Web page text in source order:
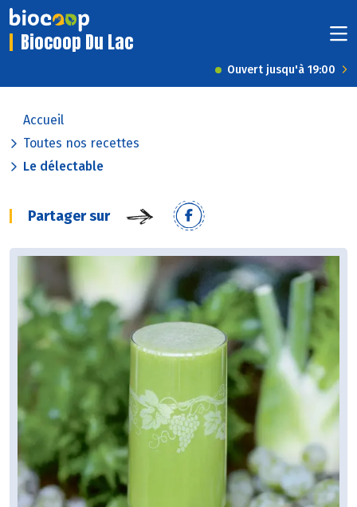
Biocoop Du Lac
Ouvert jusqu'à 19:00
Accueil
Toutes nos recettes
Le délectable
Partager sur